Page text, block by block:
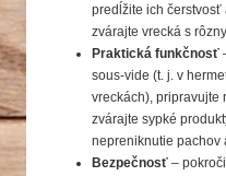
predĺžite ich
zvárajte vrecká s
Praktická funkčnosť
sous-vide (t. j. v
vreckách), pripravujte
zvárajte sypké
nepreniknutie pachov
Bezpečnosť –